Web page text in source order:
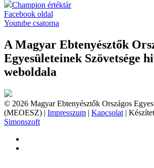
Champion értéktár
Facebook oldal
Youtube csatorna
A Magyar Ebtenyésztők
Egyesületeinek Szövetsége
weboldala
© 2026 Magyar Ebtenyésztők Országos
(MEOESZ) | Impresszum | Kapcsolat |
Simonszoft